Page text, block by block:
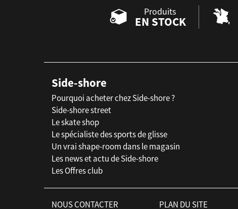
Produits
EN STOCK
Side-shore
Pourquoi acheter chez Side-shore ?
Side-shore street
Le skate shop
Le spécialiste des sports de glisse
Un vrai shape-room dans le magasin
Les news et actu de Side-shore
Les Offres club
NOUS CONTACTER PLAN DU SITE